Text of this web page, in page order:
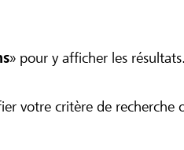
» pour y afficher les résultats.
votre critère de recherche